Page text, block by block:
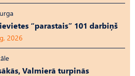
“parastais” 101 darbiņš
2026
Valmierā turpinās